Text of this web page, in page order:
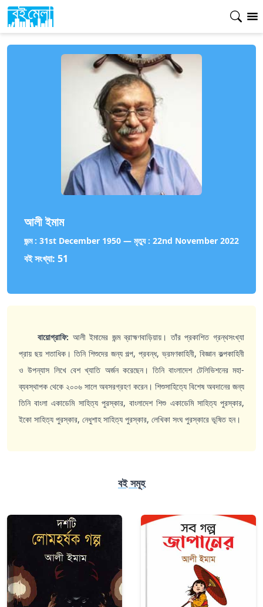
আলী ইমাম
জন্ম : 31st December 1950 — মৃত্যু : 22nd November 2022
বই সংখ্যা: 51
বায়োগ্রাফি: আলী ইমামের জন্ম ব্রাহ্মণবাড়িয়ায়। তাঁর প্রকাশিত গ্রন্থসংখ্যা
প্রায় ছয় শতাধিক। তিনি শিশুদের জন্য গল্প, প্রবন্ধ, ভ্রমণকাহিনী, বিজ্ঞান কল্পকাহিনী
ও উপন্যাস লিখে বেশ খ্যাতি অর্জন করেছেন। তিনি বাংলাদেশ টেলিভিশনের মহা-
ব্যবস্থাপক থেকে ২০০৬ সালে অবসরগ্রহণ করেন। শিশুসাহিত্যে বিশেষ অবদানের জন্য
তিনি বাংলা একাডেমি সাহিত্য পুরস্কার, বাংলাদেশ শিশু একাডেমি সাহিত্য পুরস্কার,
ইকো সাহিত্য পুরস্কার, নেধুশাহ সাহিত্য পুরস্কার, লেখিকা সংঘ পুরস্কারে ভূষিত হন।
বই সমূহ